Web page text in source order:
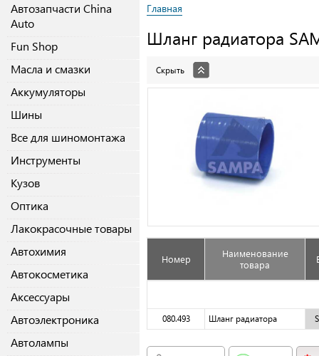
Автозапчасти China
Auto
Fun Shop
Масла и смазки
Аккумуляторы
Шины
Все для шиномонтажа
Инструменты
Кузов
Оптика
Лакокрасочные товары
Автохимия
Автокосметика
Аксессуары
Автоэлектроника
Автолампы
Главная
Шланг радиатора
Скрыть
Номер
Наименование
товара
080.493 Шланг радиатора